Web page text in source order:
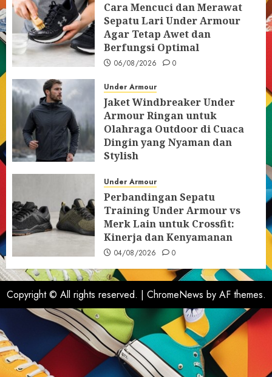
Cara Mencuci dan Merawat
Sepatu Lari Under Armour
Agar Tetap Awet dan
Berfungsi Optimal
06/08/2026 0
Under Armour
Jaket Windbreaker Under
Armour Ringan untuk
Olahraga Outdoor di Cuaca
Dingin yang Nyaman dan
Stylish
Under Armour
Perbandingan Sepatu
Training Under Armour vs
Merk Lain untuk Crossfit:
Kinerja dan Kenyamanan
04/08/2026 0
Copyright © All rights reserved. | ChromeNews by AF themes.